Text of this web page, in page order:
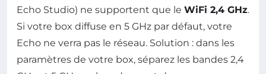
Echo Studio) ne supportent que le WiFi 2,4 GHz.
Si votre box diffuse en 5 GHz par défaut, votre
Echo ne verra pas le réseau. Solution : dans les
paramètres de votre box, séparez les bandes 2,4